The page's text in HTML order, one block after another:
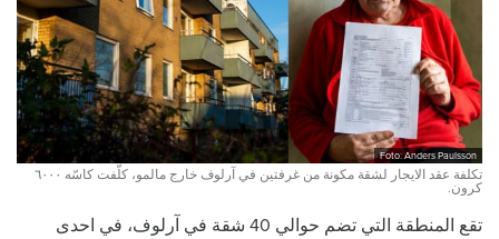
Foto: Anders Paulsson
تكلفة عقد الايجار لشقة مكونة من غرفتين في آرلوف خارج مالمو، كلّفت كاسّه ٦٠٠٠
كرون.
تقع المنطقة التي تضم حوالي 40 شقة في آرلوف، في احدى